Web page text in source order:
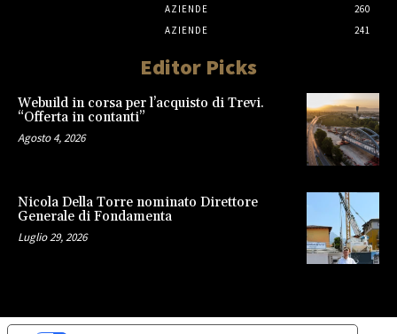
AZIENDE
260
AZIENDE
241
Editor Picks
Webuild in corsa per l’acquisto di Trevi.
“Offerta in contanti”
Agosto 4, 2026
Nicola Della Torre nominato Direttore
Generale di Fondamenta
Luglio 29, 2026